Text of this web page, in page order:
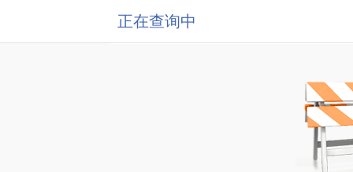
正在查询中